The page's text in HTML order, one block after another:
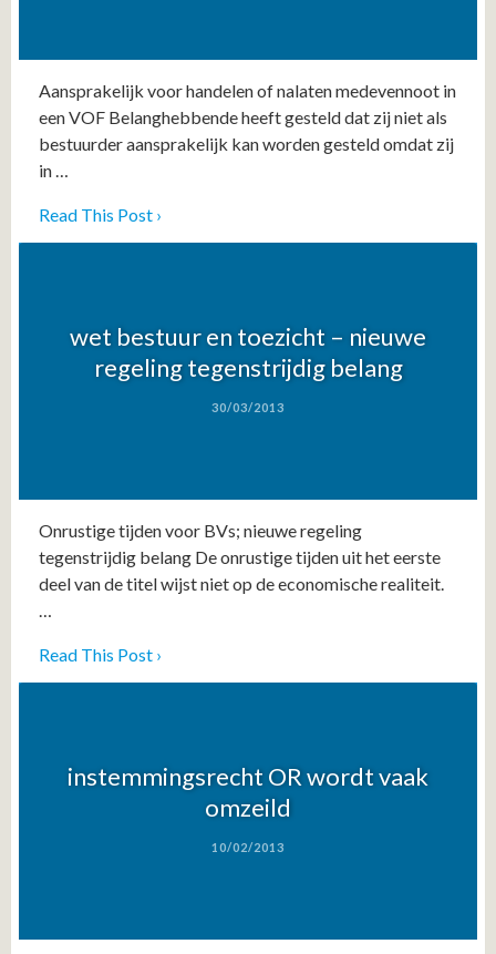
Aansprakelijk voor handelen of nalaten medevennoot in
een VOF Belanghebbende heeft gesteld dat zij niet als
bestuurder aansprakelijk kan worden gesteld omdat zij
in …
Read This Post ›
wet bestuur en toezicht – nieuwe
regeling tegenstrijdig belang
30/03/2013
Onrustige tijden voor BVs; nieuwe regeling
tegenstrijdig belang De onrustige tijden uit het eerste
deel van de titel wijst niet op de economische realiteit.
…
Read This Post ›
instemmingsrecht OR wordt vaak
omzeild
10/02/2013